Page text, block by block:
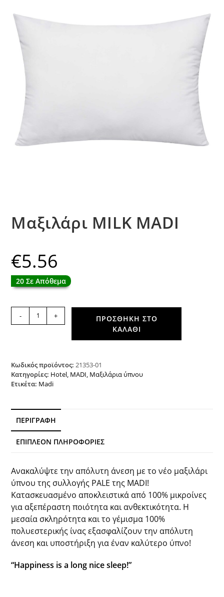
Μαξιλάρι MILK MADI
€5.56
20 Σε Απόθεμα
Μαξιλάρι
- +
ΠΡΟΣΘΉΚΗ ΣΤΟ
ΚΑΛΆΘΙ
Κωδικός προϊόντος: 21353-01
Κατηγορίες: Hotel MADI Μαξιλάρια ύπνου
Ετικέτα: Madi
ΠΕΡΙΓΡΑΦΉ
ΕΠΙΠΛΈΟΝ ΠΛΗΡΟΦΟΡΊΕΣ
Ανακαλύψτε την απόλυτη άνεση με το νέο μαξιλάρι
ύπνου της συλλογής PALE της MADI!
Κατασκευασμένο αποκλειστικά από 100% μικροίνες
για αξεπέραστη ποιότητα και ανθεκτικότητα. Η
μεσαία σκληρότητα και το γέμισμα 100%
πολυεστερικής ίνας εξασφαλίζουν την απόλυτη
άνεση και υποστήριξη για έναν καλύτερο ύπνο!
“Happiness is a long nice sleep!”